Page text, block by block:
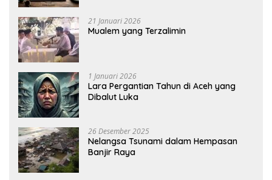
21 Januari 2026
Mualem yang Terzalimin
1 Januari 2026
Lara Pergantian Tahun di Aceh yang
Dibalut Luka
26 Desember 2025
Nelangsa Tsunami dalam Hempasan
Banjir Raya